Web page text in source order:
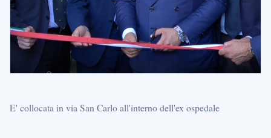
E' collocata in via San Carlo all'interno dell'ex ospedale